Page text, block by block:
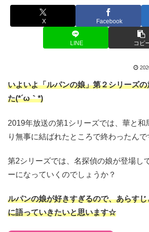
X Facebook
LINE コピ
いよいよ「ルパンの娘」第２シリーズ
た(*´ω｀*)
2019年放送の第1シリーズでは、華と和
り無事に結ばれたところで終わったんで
第2シリーズでは、名探偵の娘が登場し
ーになっていくのでしょうか？
ルパンの娘が好きすぎるので、あらす
に語っていきたいと思います☆